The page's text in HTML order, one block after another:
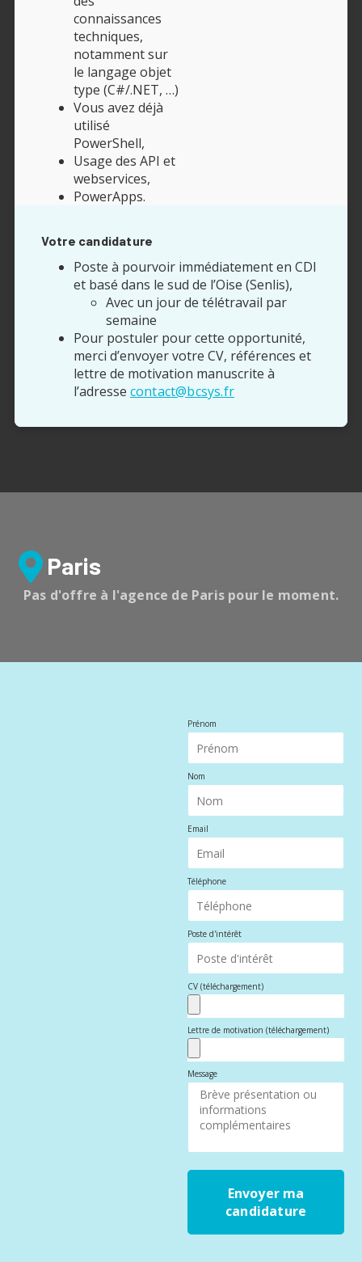
connaissances
techniques,
notamment sur
le langage objet
type (C#/.NET, …)
Vous avez déjà
utilisé
PowerShell,
Usage des API et
webservices,
PowerApps.
Votre candidature
Poste à pourvoir immédiatement en CDI
et basé dans le sud de l’Oise (Senlis),
Avec un jour de télétravail par
semaine
Pour postuler pour cette opportunité,
merci d’envoyer votre CV, références et
lettre de motivation manuscrite à
l’adresse contact@bcsys.fr
Paris
Pas d'offre à l'agence de Paris pour le moment.
Prénom
Nom
Email
Téléphone
Poste d'intérêt
CV (téléchargement)
Lettre de motivation (téléchargement)
Message
Envoyer ma
candidature